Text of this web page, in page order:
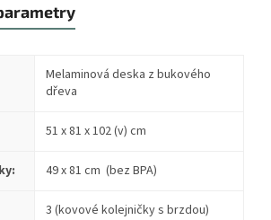
Melaminová deska z bukového
dřeva
51 x 81 x 102 (v) cm
49 x 81 cm (bez BPA)
3 (kovové kolejničky s brzdou)